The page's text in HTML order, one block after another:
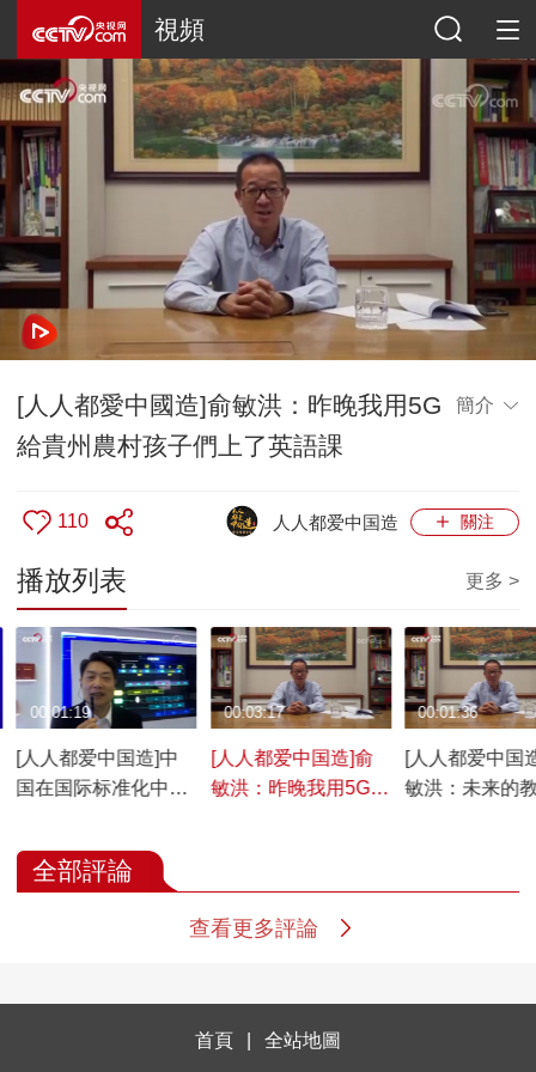
視頻
[人人都愛中國造]俞敏洪：昨晚我用5G
給貴州農村孩子們上了英語課
簡介
110 關注
人人都爱中国造
播放列表 更多 >
[人人都爱中国造]中
国在国际标准化中的
00:01:19
[人人都爱中国造]俞
敏洪：昨晚我用5G给
00:03:17
[人人都爱中国
敏洪：未来的
00:01:36
全部評論
查看更多評論
首頁 全站地圖